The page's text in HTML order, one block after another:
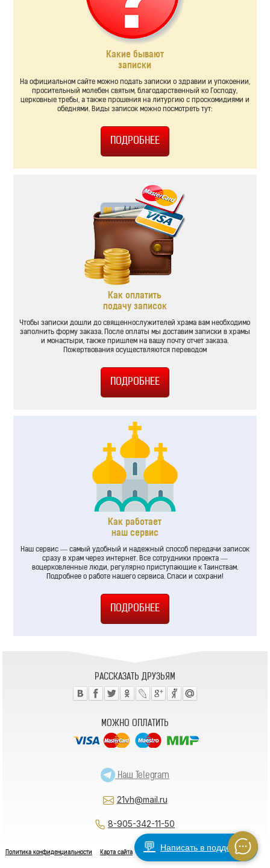
Какие бывают
записки
На официальном сайте можно подать записки о здравии и упокоении,
просительный молебен святым, благодарственный ко Господу,
церковные требы, а также прошения на литургию с проскомидиями и
обеднями. Виды записок можно посмотреть тут:
Как оплатить
подачу записок
Чтобы записки дошли до священнослужителей храма вам необходимо
заполнить форму заказа. После оплаты мы доставим записки в храмы
и монастыри, также пришлем на вашу почту отчет заказа.
Пожертвования осуществляются переводом
Как работает
наш сервис
Наш сервис — самый удобный и надежный способ передачи записок
сразу в храм через интернет. Все сотрудники проекта —
воцерковленные люди, регулярно приступающие к Таинствам.
Подробнее о работе нашего сервиса. Спаси и сохрани!
💬 Написать в поддержку
РАССКАЗАТЬ ДРУЗЬЯМ
МОЖНО ОПЛАТИТЬ
Наш Telegram
21vh@mail.ru
8-905-342-11-50
Политика конфиденциальности Карта сайта Как заказать